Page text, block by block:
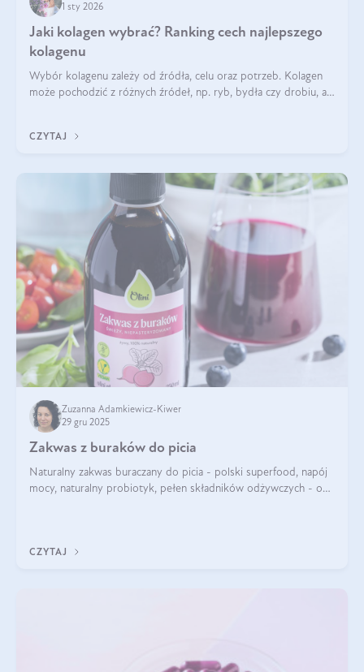
1 sty 2026
Jaki kolagen wybrać? Ranking cech najlepszego
kolagenu
Wybór kolagenu zależy od źródła, celu oraz potrzeb. Kolagen
może pochodzić z różnych źródeł, np. ryb, bydła czy drobiu, a
bydlęcy.
CZYTAJ
Zuzanna Adamkiewicz-Kiwer
29 gru 2025
Zakwas z buraków do picia
Naturalny zakwas buraczany do picia - polski superfood, napój
mocy, naturalny probiotyk, pełen składników odżywczych - o
CZYTAJ